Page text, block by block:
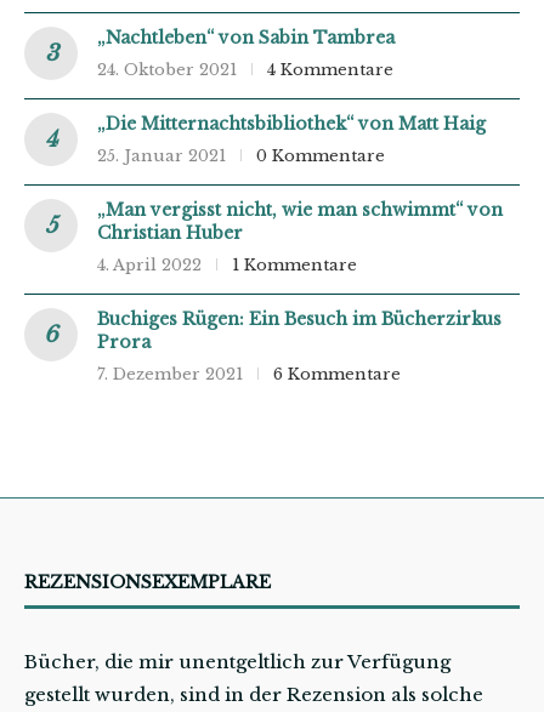
„Nachtleben“ von Sabin Tambrea
24. Oktober 2021 4 Kommentare
„Die Mitternachtsbibliothek“ von Matt Haig
25. Januar 2021 0 Kommentare
„Man vergisst nicht, wie man schwimmt“ von
Christian Huber
4. April 2022 1 Kommentare
Buchiges Rügen: Ein Besuch im Bücherzirkus
Prora
7. Dezember 2021 6 Kommentare
REZENSIONSEXEMPLARE
Bücher, die mir unentgeltlich zur Verfügung
gestellt wurden, sind in der Rezension als solche